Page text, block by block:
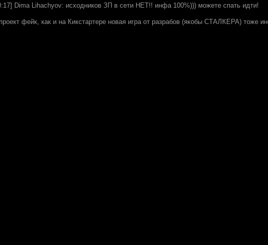
Dima Lihachyov: исходников ЗП в сети НЕТ!! инфа 100%))) можете спать идти!
фейк, как и на Кикстартере новая игра от разрабов (якобы СТАЛКЕРА) тоже